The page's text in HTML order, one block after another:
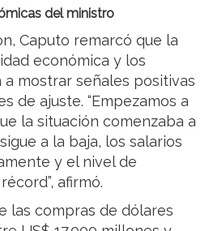
del ministro
Caputo remarcó que la
económica y los
mostrar señales positivas
de ajuste. “Empezamos a
la situación comenzaba a
a la baja, los salarios
y el nivel de
afirmó.
las compras de dólares